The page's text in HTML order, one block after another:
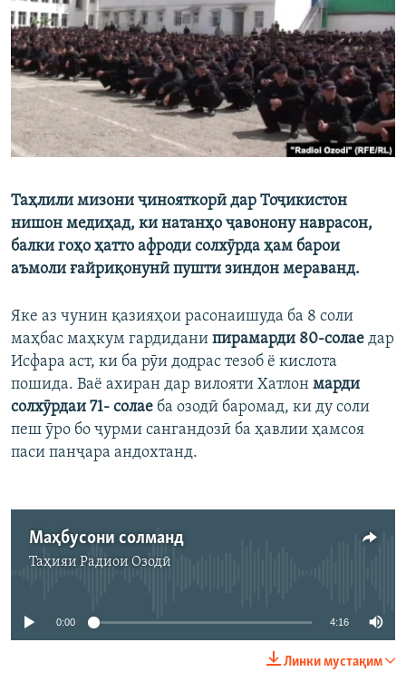
ГУЗОРИШҲОИ РАДИОӢ
Русский
ПАЙГИРӢ КУНЕД
Ҳамаи сомонаҳои RFE/RL
Таҳлили мизони ҷинояткорӣ дар Тоҷикистон
нишон медиҳад, ки натанҳо ҷавонону наврасон,
балки гоҳо ҳатто афроди солхӯрда ҳам барои
аъмоли ғайриқонунӣ пушти зиндон мераванд.
Яке аз чунин қазияҳои расонаишуда ба 8 соли
маҳбас маҳкум гардидани пирамарди 80-солае дар
Исфара аст, ки ба рӯи додрас тезоб ё кислота
пошида. Ваё ахиран дар вилояти Хатлон марди
солхӯрдаи 71- солае ба озодӣ баромад, ки ду соли
пеш ӯро бо ҷурми сангандозӣ ба ҳавлии ҳамсоя
паси панҷара андохтанд.
Маҳбусони солманд
Таҳияи Радиои Озодӣ
Феълан кор намекунад
0:00 4:16
Линки мустақим